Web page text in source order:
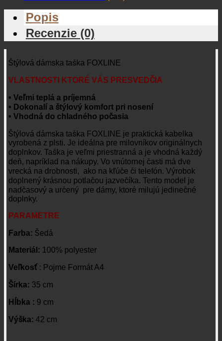
Popis
Recenzie (0)
Štýlová dámska taška FOXLINE
VLASTNOSTI KTORÉ VÁS PRESVEDČIA
• Veľmi teplá a príjemná
• Dokonalí a štýlový komfort pri nosení
• Vhodná do chladného počasia
Štýlová dámska taška FOXLINE je praktická kabelka
vyrobená z plsti. Je ideálna pre milovníkov originálnych
doplnkov. Taška je veľmi priestranná a je vhodná každý
deň, napríklad na nákupy. Vo vnútornej časti má dve
vrecká na drobnosti, ako na kľúče či telefón. Výrobok
doplnený krásnou potlačou jazvečíka. Tento model je
nadčasový a určený pre dámy, ktoré milujú jedinečné
doplnky.
PARAMETRE
Farba: Šedá
Materiál: 100% polyester
Veľkosť : Pojme Formát A4
Šírka: 35 cm
Hĺbka : 9 cm
Výška: 42 cm